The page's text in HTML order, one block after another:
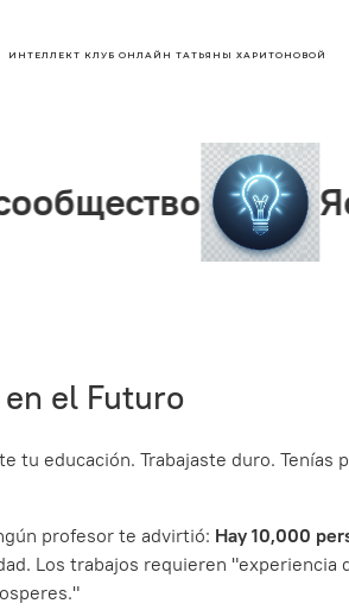
ИНТЕЛЛЕКТ КЛУБ ОНЛАЙН ТАТЬЯНЫ ХАРИТОНОВОЙ
Ясность
el Futuro
tu educación. Trabajaste duro.
profesor te advirtió: Hay 10,000
Los trabajos requieren